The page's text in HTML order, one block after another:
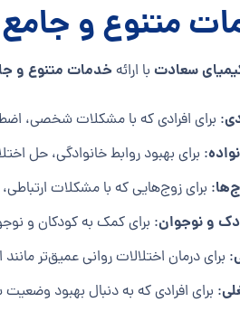
متنوع و جامع
سعادت با ارائه خدمات متنوع و
: برای افرادی که با مشکلات شخصی،
: برای بهبود روابط خانوادگی، حل
: برای زوج‌هایی که با مشکلات
و نوجوان: برای کمک به کودکان و
: برای درمان اختلالات روانی عمیق‌تر
: برای افرادی که به دنبال بهبود